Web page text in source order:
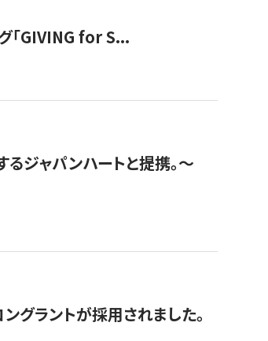
「GIVING for S...
ジャパンハートと提携。〜
グラントが採用されました。